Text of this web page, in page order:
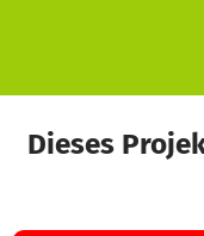
Dieses